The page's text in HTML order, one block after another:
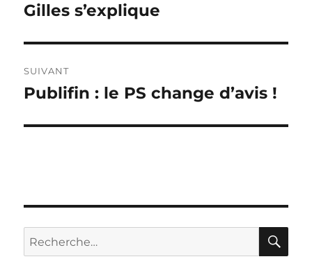
l’article
précédente :
Gilles s’explique
SUIVANT
Publication
Publifin : le PS change d’avis !
Recherche
pour :